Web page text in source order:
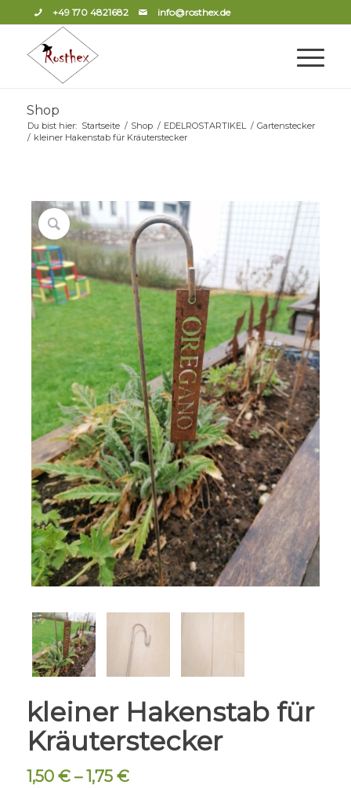
+49 170 4821682 info@rosthex.de
Shop
Du bist hier: Startseite / Shop / EDELROSTARTIKEL / Gartenstecker
/ kleiner Hakenstab für Kräuterstecker
kleiner Hakenstab für
Kräuterstecker
1,50 €–1,75 €